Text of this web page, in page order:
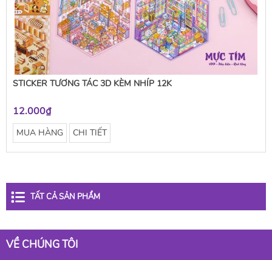
STICKER TƯƠNG TÁC 3D KÈM NHÍP 12K
12.000₫
MUA HÀNG CHI TIẾT
TẤT CẢ SẢN PHẨM
VỀ CHÚNG TÔI